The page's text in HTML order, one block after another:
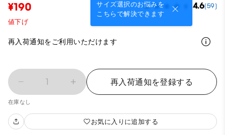
サイズ選択のお悩みを
こちらで解決できます
¥190 4.6(59)
値下げ
再入荷通知をご利用いただけます
1 再入荷通知を登録する
在庫なし
お気に入りに追加する